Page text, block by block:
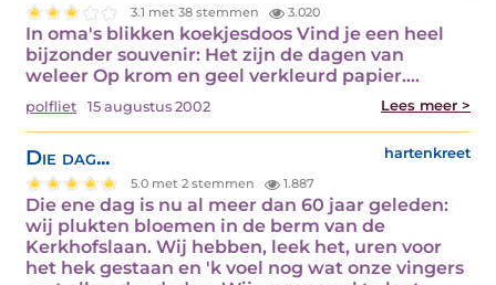
3.1 met 38 stemmen 3.020
In oma's blikken koekjesdoos Vind je een heel
bijzonder souvenir: Het zijn de dagen van
weleer Op krom en geel verkleurd papier.…
polfliet 15 augustus 2002 Lees meer >
Die dag... hartenkreet
5.0 met 2 stemmen 1.887
Die ene dag is nu al meer dan 60 jaar geleden:
wij plukten bloemen in de berm van de
Kerkhofslaan. Wij hebben, leek het, uren voor
het hek gestaan en 'k voel nog wat onze vingers